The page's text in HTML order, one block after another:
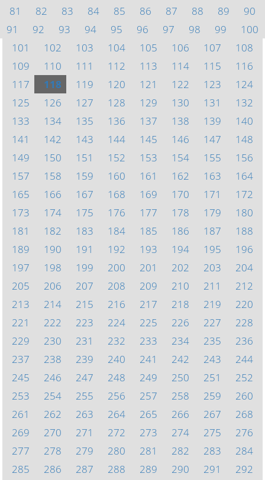
81
82 83 84 85 86 87 88 89
90
91
92 93 94 95 96 97 98 99
100
101
102 103 104 105 106 107
108
109
110 111 112 113 114 115
116
117
118 119 120 121 122 123
124
125
126 127 128 129 130 131
132
133
134 135 136 137 138 139
140
141
142 143 144 145 146 147
148
149
150 151 152 153 154 155
156
157
158 159 160 161 162 163
164
165
166 167 168 169 170 171
172
173
174 175 176 177 178 179
180
181
182 183 184 185 186 187
188
189
190 191 192 193 194 195
196
197
198 199 200 201 202 203
204
205
206 207 208 209 210 211
212
213
214 215 216 217 218 219
220
221
222 223 224 225 226 227
228
229
230 231 232 233 234 235
236
237
238 239 240 241 242 243
244
245
246 247 248 249 250 251
252
253
254 255 256 257 258 259
260
261
262 263 264 265 266 267
268
269
270 271 272 273 274 275
276
277
278 279 280 281 282 283
284
285
286 287 288 289 290 291
292